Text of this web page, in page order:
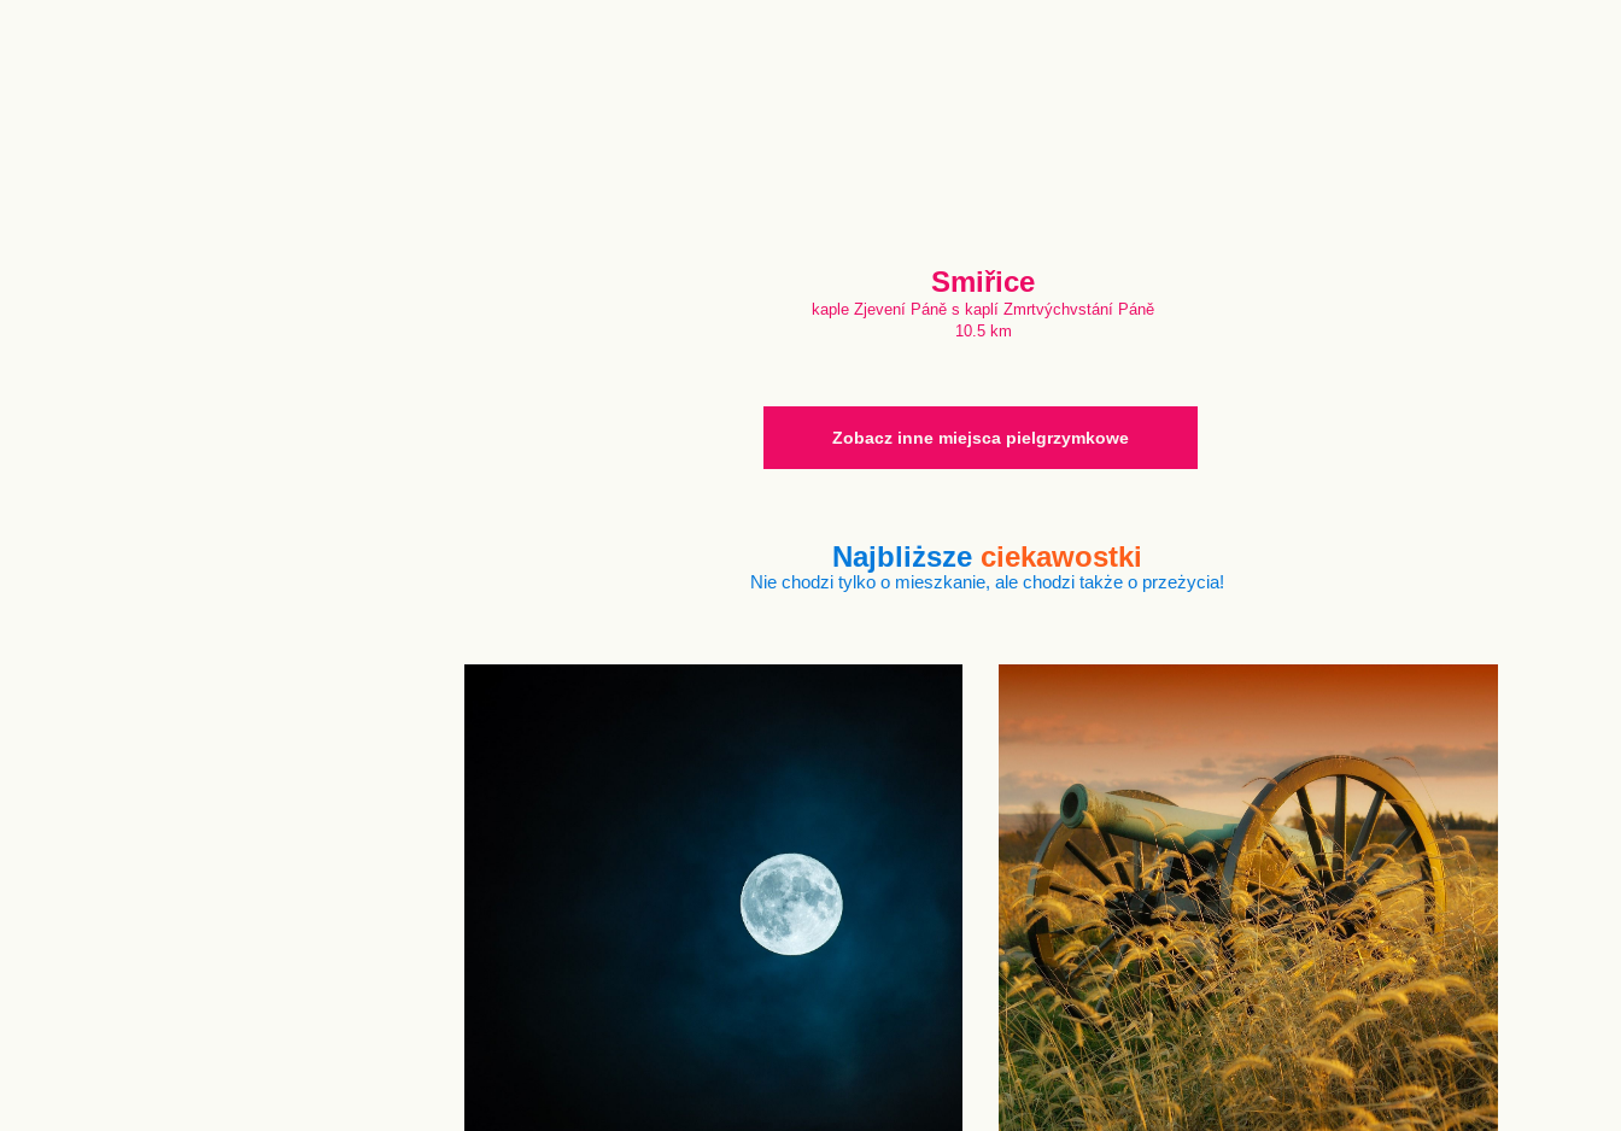
Smiřice
kaple Zjevení Páně s kaplí Zmrtvýchvstání Páně
10.5 km
Zobacz inne miejsca pielgrzymkowe
Najbliższe ciekawostki
Nie chodzi tylko o mieszkanie, ale chodzi także o przeżycia!